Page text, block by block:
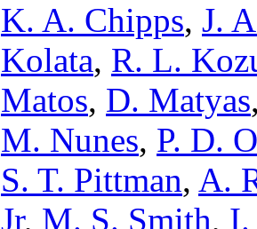
K. A. Chipps, J.
Kolata, R. L.
Matos, D. Matyas
M. Nunes, P. D.
S. T. Pittman, A.
Jr, M. S. Smith, I.